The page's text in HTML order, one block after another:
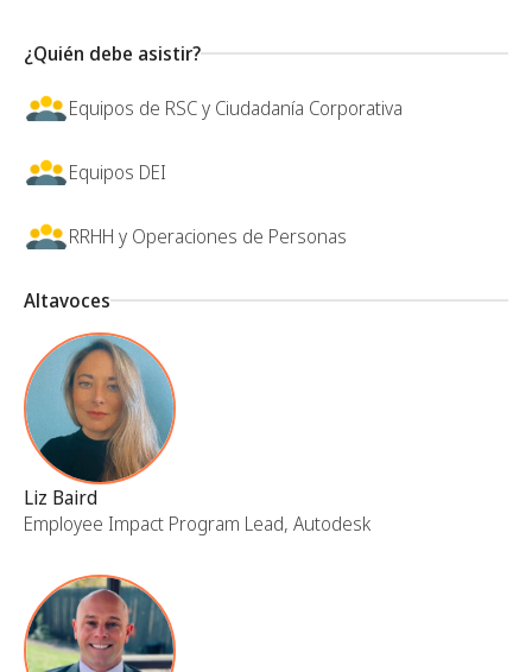
¿Quién debe asistir?
Equipos de RSC y Ciudadanía Corporativa
Equipos DEI
RRHH y Operaciones de Personas
Altavoces
Liz Baird
Employee Impact Program Lead, Autodesk